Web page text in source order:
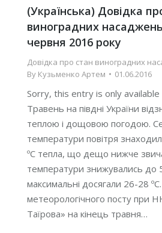
(Українська) Довідка
виноградних
червня 2016 року
Довідка про стан виноградних
By Кузьменко Артем 01.06.2016
Sorry, this entry is only available
Травень на півдні України
теплою і дощовою погодою.
температури повітря
ºС тепла, що дещо нижче
температури знижувались до
максимальні досягали 26-28
метеорологічного посту при
Таїрова» на кінець травня…